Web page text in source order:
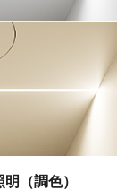
（調色）